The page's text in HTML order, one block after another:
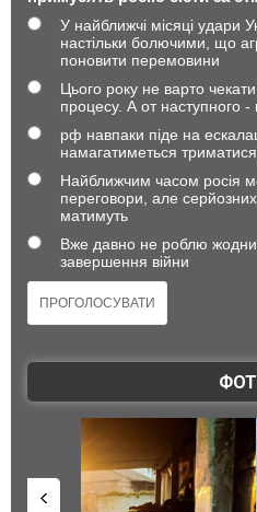
У найближчі місяці удари
настільки болючими, що
поновити перемовини
Цього року не варто
процесу. А от наступного
рф навпаки піде на
намагатиметься
Найближчим часом росія
переговори, але
матимуть
Вже давно не роблю
завершення війни